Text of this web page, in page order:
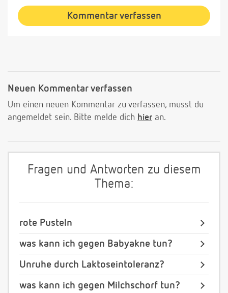
Kommentar verfassen
Neuen Kommentar verfassen
Um einen neuen Kommentar zu verfassen, musst du
angemeldet sein. Bitte melde dich hier an.
Fragen und Antworten zu diesem
Thema:
rote Pusteln
was kann ich gegen Babyakne tun?
Unruhe durch Laktoseintoleranz?
was kann ich gegen Milchschorf tun?